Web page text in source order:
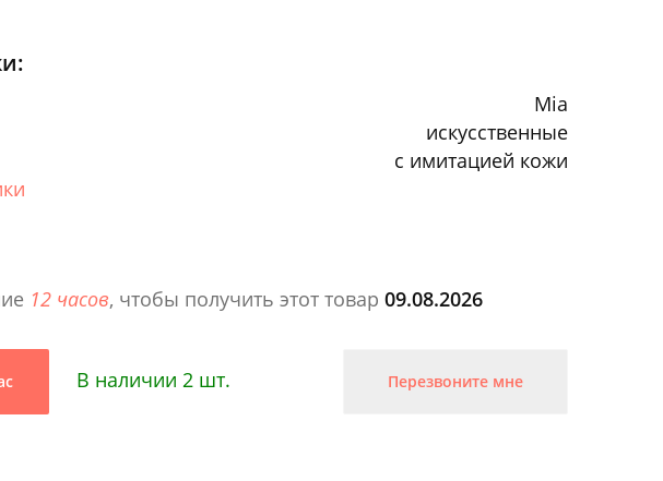
Mia
искусственные
с имитацией кожи
12 часов, чтобы получить этот товар 09.08.2026
В наличии 2 шт. Перезвоните мне